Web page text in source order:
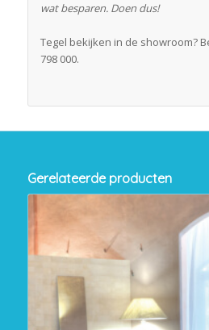
wat besparen. Doen dus!
Tegel bekijken in de showroom?
798 000.
Gerelateerde producten